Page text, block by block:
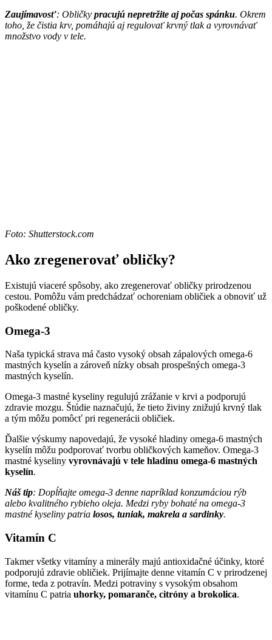
Zaujímavosť: Obličky pracujú nepretržite aj počas spánku. Okrem
toho, že čistia krv, pomáhajú aj regulovať krvný tlak a vyrovnávať
množstvo vody v tele.
Foto: Shutterstock.com
Ako zregenerovať obličky?
Existujú viaceré spôsoby, ako zregenerovať obličky prirodzenou
cestou. Pomôžu vám predchádzať ochoreniam obličiek a obnoviť už
poškodené obličky.
Omega-3
Naša typická strava má často vysoký obsah zápalových omega-6
mastných kyselín a zároveň nízky obsah prospešných omega-3
mastných kyselín.
Omega-3 mastné kyseliny regulujú zrážanie v krvi a podporujú
zdravie mozgu. Štúdie naznačujú, že tieto živiny znižujú krvný tlak
a tým môžu pomôcť pri regenerácii obličiek.
Ďalšie výskumy napovedajú, že vysoké hladiny omega-6 mastných
kyselín môžu podporovať tvorbu obličkových kameňov. Omega-3
mastné kyseliny vyrovnávajú v tele hladinu omega-6 mastných
kyselín.
Náš tip: Dopĺňajte omega-3 denne napríklad konzumáciou rýb
alebo kvalitného rybieho oleja. Medzi ryby bohaté na omega-3
mastné kyseliny patria losos, tuniak, makrela a sardinky.
Vitamín C
Takmer všetky vitamíny a minerály majú antioxidačné účinky, ktoré
podporujú zdravie obličiek. Prijímajte denne vitamín C v prirodzenej
forme, teda z potravín. Medzi potraviny s vysokým obsahom
vitamínu C patria uhorky, pomaranče, citróny a brokolica.